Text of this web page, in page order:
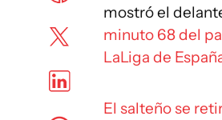
mostró el
minuto 68 del
LaLiga de
El salteño se